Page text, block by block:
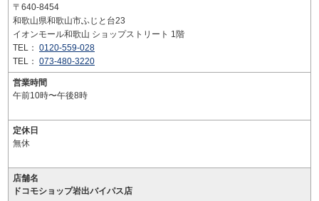
〒640-8454
和歌山県和歌山市ふじと台23
イオンモール和歌山 ショップストリート 1階
TEL： 0120-559-028
TEL： 073-480-3220
営業時間
午前10時〜午後8時
定休日
無休
店舗名
ドコモショップ岩出バイパス店